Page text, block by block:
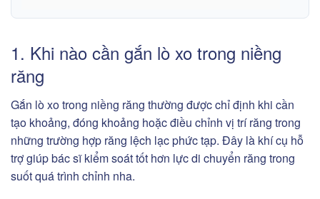
1. Khi nào cần gắn lò xo trong niềng
răng
Gắn lò xo trong niềng răng thường được chỉ định khi cần
tạo khoảng, đóng khoảng hoặc điều chỉnh vị trí răng trong
những trường hợp răng lệch lạc phức tạp. Đây là khí cụ hỗ
trợ giúp bác sĩ kiểm soát tốt hơn lực di chuyển răng trong
suốt quá trình chỉnh nha.